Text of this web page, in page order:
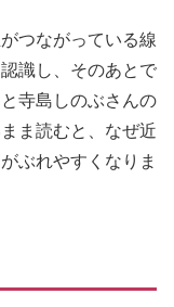
つながっている線
識し、そのあとで
寺島しのぶさんの
ま読むと、なぜ近
ぶれやすくなりま